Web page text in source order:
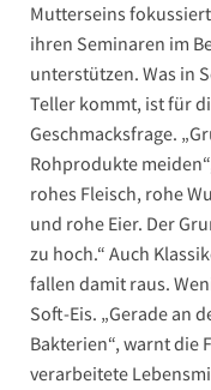
Mutterseins
ihren Seminaren im
unterstützen. Was in
Teller kommt, ist für
Geschmacksfrage.
Rohprodukte
rohes Fleisch, rohe
und rohe Eier. Der
zu hoch.“ Auch
fallen damit raus.
Soft-Eis. „Gerade an
Bakterien“, warnt die
verarbeitete